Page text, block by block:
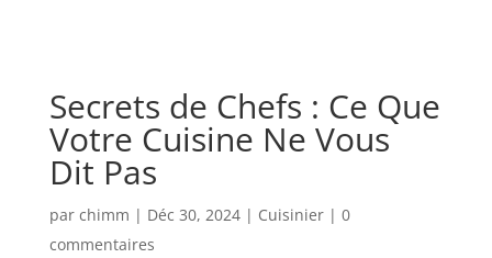
Secrets de Chefs : Ce Que
Votre Cuisine Ne Vous
Dit Pas
par chimm | Déc 30, 2024| Cuisinier| 0
commentaires